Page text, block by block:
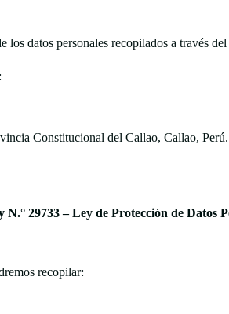
los datos personales recopilados a través
Constitucional del Callao, Callao, Perú.
N.° 29733 – Ley de Protección de Datos
recopilar: